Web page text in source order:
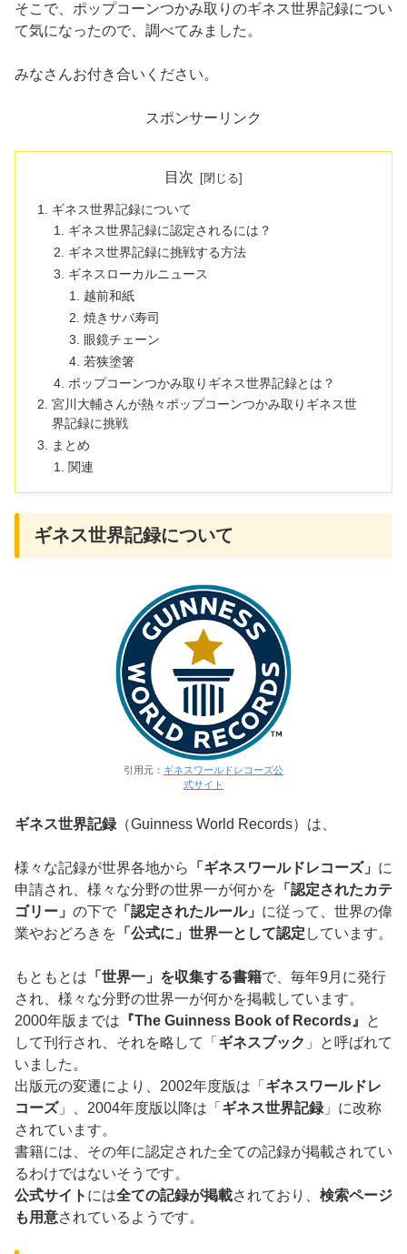
そこで、ポップコーンつかみ取りのギネス世界記録につい
て気になったので、調べてみました。
みなさんお付き合いください。
スポンサーリンク
目次
ギネス世界記録について
ギネス世界記録に認定されるには？
ギネス世界記録に挑戦する方法
ギネスローカルニュース
越前和紙
焼きサバ寿司
眼鏡チェーン
若狭塗箸
ポップコーンつかみ取りギネス世界記録とは？
宮川大輔さんが熱々ポップコーンつかみ取りギネス世
界記録に挑戦
まとめ
関連
ギネス世界記録について
引用元： ギネスワールドレコーズ公
式サイト
ギネス世界記録 （Guinness World Records）は、
様々な記録が世界各地から 「ギネスワールドレコーズ」 に
申請され、様々な分野の世界一が何かを 「認定されたカテ
ゴリー」 の下で 「認定されたルール」 に従って、世界の偉
業やおどろきを 「公式に」世界一として認定 しています。
もともとは 「世界一」を収集する書籍で、毎年9月に発行
され、様々な分野の世界一が何かを掲載しています。
2000年版までは 『The Guinness Book of Records』
と
して刊行され、それを略して「 ギネスブック 」と呼ばれて
いました。
出版元の変遷により、2002年度版は「 ギネスワールドレ
コーズ」、2004年度版以降は「 ギネス世界記録 」に改称
されています。
書籍には、その年に認定された全ての記録が掲載されてい
るわけではないそうです。
公式サイト には全ての記録が掲載されており、 検索ページ
も用意されているようです。